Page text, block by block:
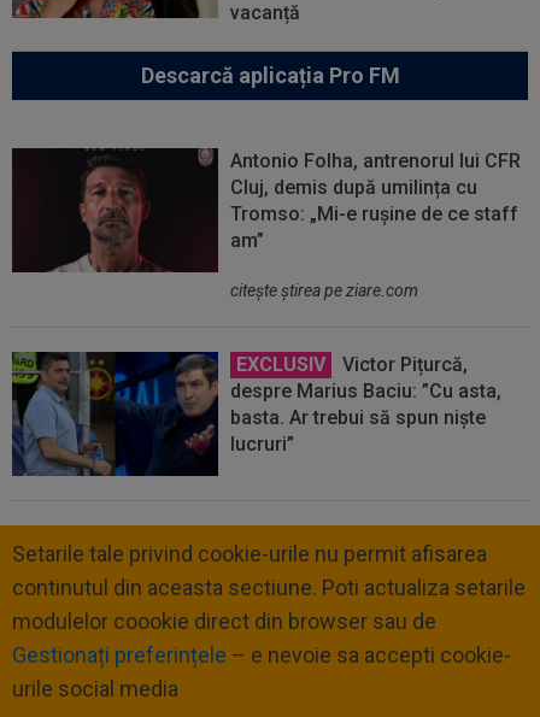
vacanță
Descarcă aplicația Pro FM
Antonio Folha, antrenorul lui CFR
Cluj, demis după umilința cu
Tromso: „Mi-e rușine de ce staff
am”
citeşte ştirea pe ziare.com
EXCLUSIV
Victor Pițurcă,
despre Marius Baciu: ”Cu asta,
basta. Ar trebui să spun niște
lucruri”
Setarile tale privind cookie-urile nu permit afisarea
continutul din aceasta sectiune. Poti actualiza setarile
modulelor coookie direct din browser sau de
Gestionați preferințele – e nevoie sa accepti cookie-
urile social media